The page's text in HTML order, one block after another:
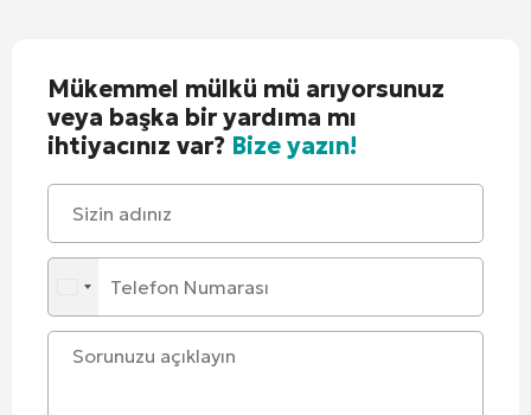
Mükemmel mülkü mü arıyorsunuz
veya başka bir yardıma mı
ihtiyacınız var? Bize yazın!